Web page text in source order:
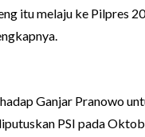
itu melaju ke Pilpres
Ganjar Pranowo
PSI pada